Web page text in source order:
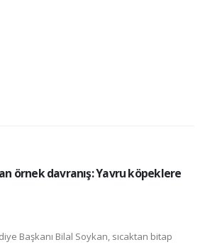
örnek davranış: Yavru köpeklere
Başkanı Bilal Soykan, sıcaktan bitap